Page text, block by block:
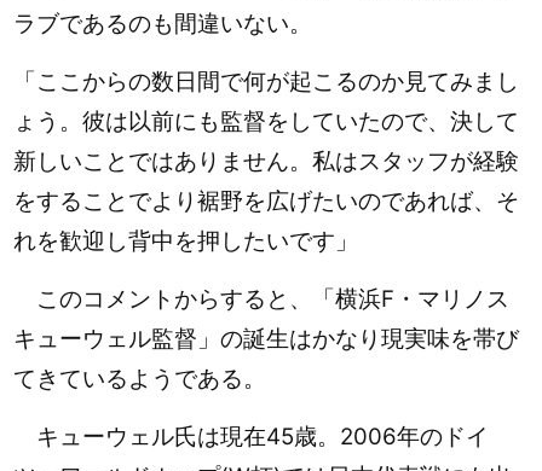
ラブであるのも間違いない。
「ここからの数日間で何が起こるのか見てみまし
ょう。彼は以前にも監督をしていたので、決して
新しいことではありません。私はスタッフが経験
をすることでより裾野を広げたいのであれば、そ
れを歓迎し背中を押したいです」
このコメントからすると、「横浜F・マリノス
キューウェル監督」の誕生はかなり現実味を帯び
てきているようである。
キューウェル氏は現在45歳。2006年のドイ